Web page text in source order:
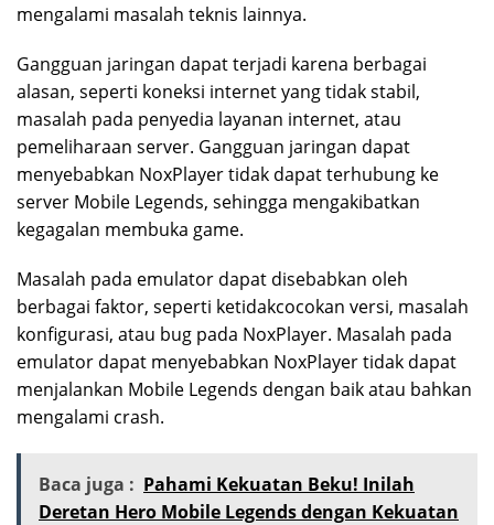
mengalami masalah teknis lainnya.
Gangguan jaringan dapat terjadi karena berbagai
alasan, seperti koneksi internet yang tidak stabil,
masalah pada penyedia layanan internet, atau
pemeliharaan server. Gangguan jaringan dapat
menyebabkan NoxPlayer tidak dapat terhubung ke
server Mobile Legends, sehingga mengakibatkan
kegagalan membuka game.
Masalah pada emulator dapat disebabkan oleh
berbagai faktor, seperti ketidakcocokan versi, masalah
konfigurasi, atau bug pada NoxPlayer. Masalah pada
emulator dapat menyebabkan NoxPlayer tidak dapat
menjalankan Mobile Legends dengan baik atau bahkan
mengalami crash.
Baca juga : Pahami Kekuatan Beku! Inilah
Deretan Hero Mobile Legends dengan Kekuatan